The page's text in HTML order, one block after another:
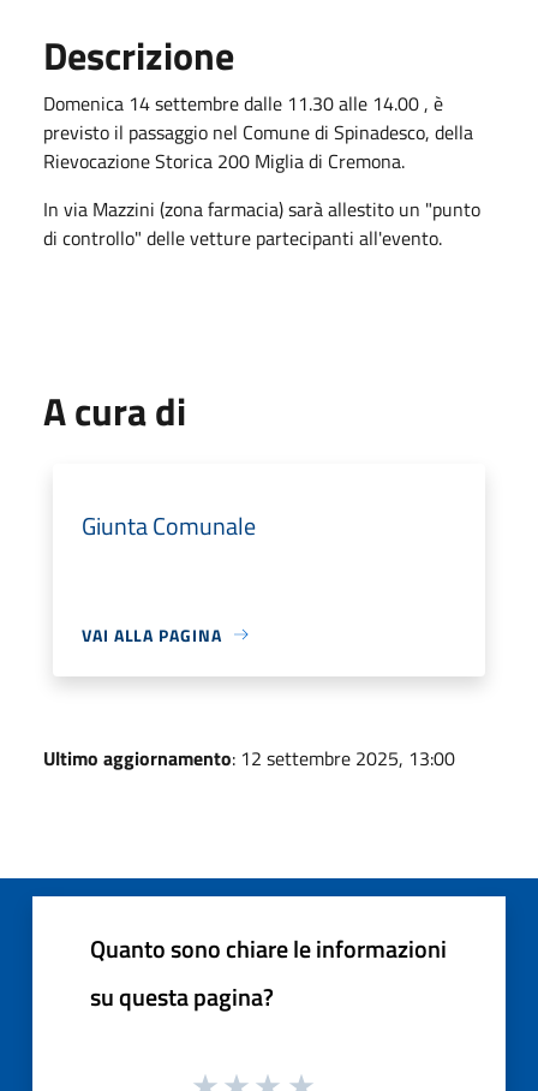
Descrizione
Domenica 14 settembre dalle 11.30 alle 14.00 , è
previsto il passaggio nel Comune di Spinadesco, della
Rievocazione Storica 200 Miglia di Cremona.
In via Mazzini (zona farmacia) sarà allestito un "punto
di controllo" delle vetture partecipanti all'evento.
A cura di
Giunta Comunale
VAI ALLA PAGINA
Ultimo aggiornamento: 12 settembre 2025, 13:00
Quanto sono chiare le informazioni
su questa pagina?